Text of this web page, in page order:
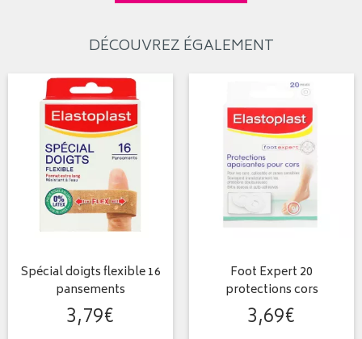
DÉCOUVREZ ÉGALEMENT
Spécial doigts flexible 16
pansements
3,79€
Foot Expert 20
protections cors
3,69€